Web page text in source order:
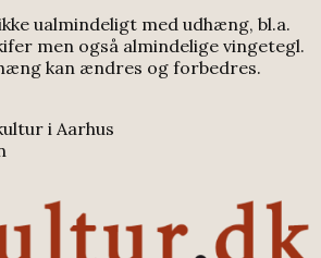
ualmindeligt med udhæng, bl.a.
men også almindelige vingetegl.
kan ændres og forbedres.
i Aarhus